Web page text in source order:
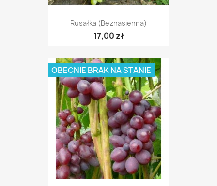
Rusałka (beznasienna)
17,00 zł
OBECNIE BRAK NA STANIE